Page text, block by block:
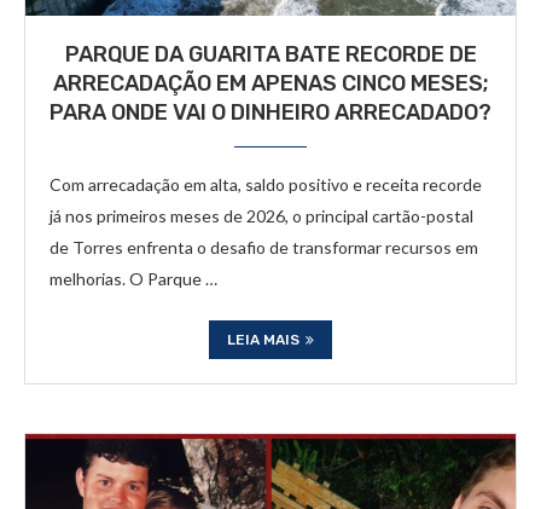
PARQUE DA GUARITA BATE RECORDE DE
ARRECADAÇÃO EM APENAS CINCO MESES;
PARA ONDE VAI O DINHEIRO ARRECADADO?
Com arrecadação em alta, saldo positivo e receita recorde
já nos primeiros meses de 2026, o principal cartão-postal
de Torres enfrenta o desafio de transformar recursos em
melhorias. O Parque …
LEIA MAIS